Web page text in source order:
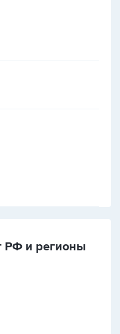
РФ и регионы